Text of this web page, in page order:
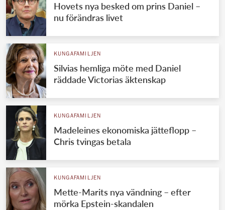
Hovets nya besked om prins Daniel –
nu förändras livet
KUNGAFAMILJEN
Silvias hemliga möte med Daniel
räddade Victorias äktenskap
KUNGAFAMILJEN
Madeleines ekonomiska jätteflopp –
Chris tvingas betala
KUNGAFAMILJEN
Mette-Marits nya vändning – efter
mörka Epstein-skandalen